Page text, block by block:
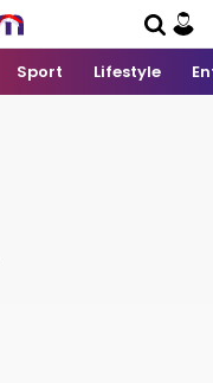
Sport Lifestyle